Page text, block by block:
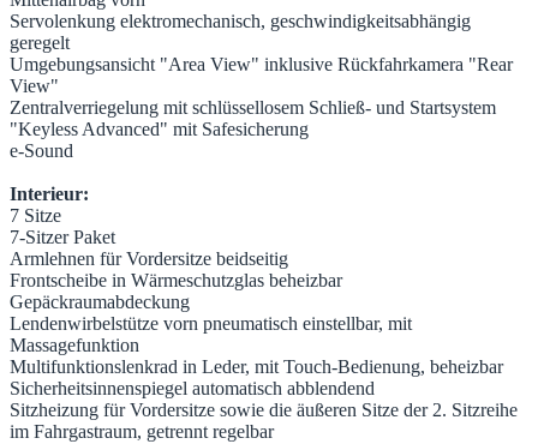
Servolenkung elektromechanisch, geschwindigkeitsabhängig
geregelt
Umgebungsansicht "Area View" inklusive Rückfahrkamera "Rear
View"
Zentralverriegelung mit schlüssellosem Schließ- und Startsystem
"Keyless Advanced" mit Safesicherung
e-Sound
Interieur:
7 Sitze
7-Sitzer Paket
Armlehnen für Vordersitze beidseitig
Frontscheibe in Wärmeschutzglas beheizbar
Gepäckraumabdeckung
Lendenwirbelstütze vorn pneumatisch einstellbar, mit
Massagefunktion
Multifunktionslenkrad in Leder, mit Touch-Bedienung, beheizbar
Sicherheitsinnenspiegel automatisch abblendend
Sitzheizung für Vordersitze sowie die äußeren Sitze der 2. Sitzreihe
im Fahrgastraum, getrennt regelbar